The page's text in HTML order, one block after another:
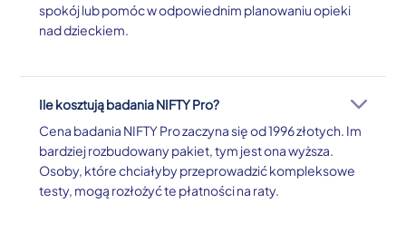
spokój lub pomóc w odpowiednim planowaniu opieki
nad dzieckiem.
Ile kosztują badania NIFTY Pro?
Cena badania NIFTY Pro zaczyna się od 1996 złotych. Im
bardziej rozbudowany pakiet, tym jest ona wyższa.
Osoby, które chciałyby przeprowadzić kompleksowe
testy, mogą rozłożyć te płatności na raty.